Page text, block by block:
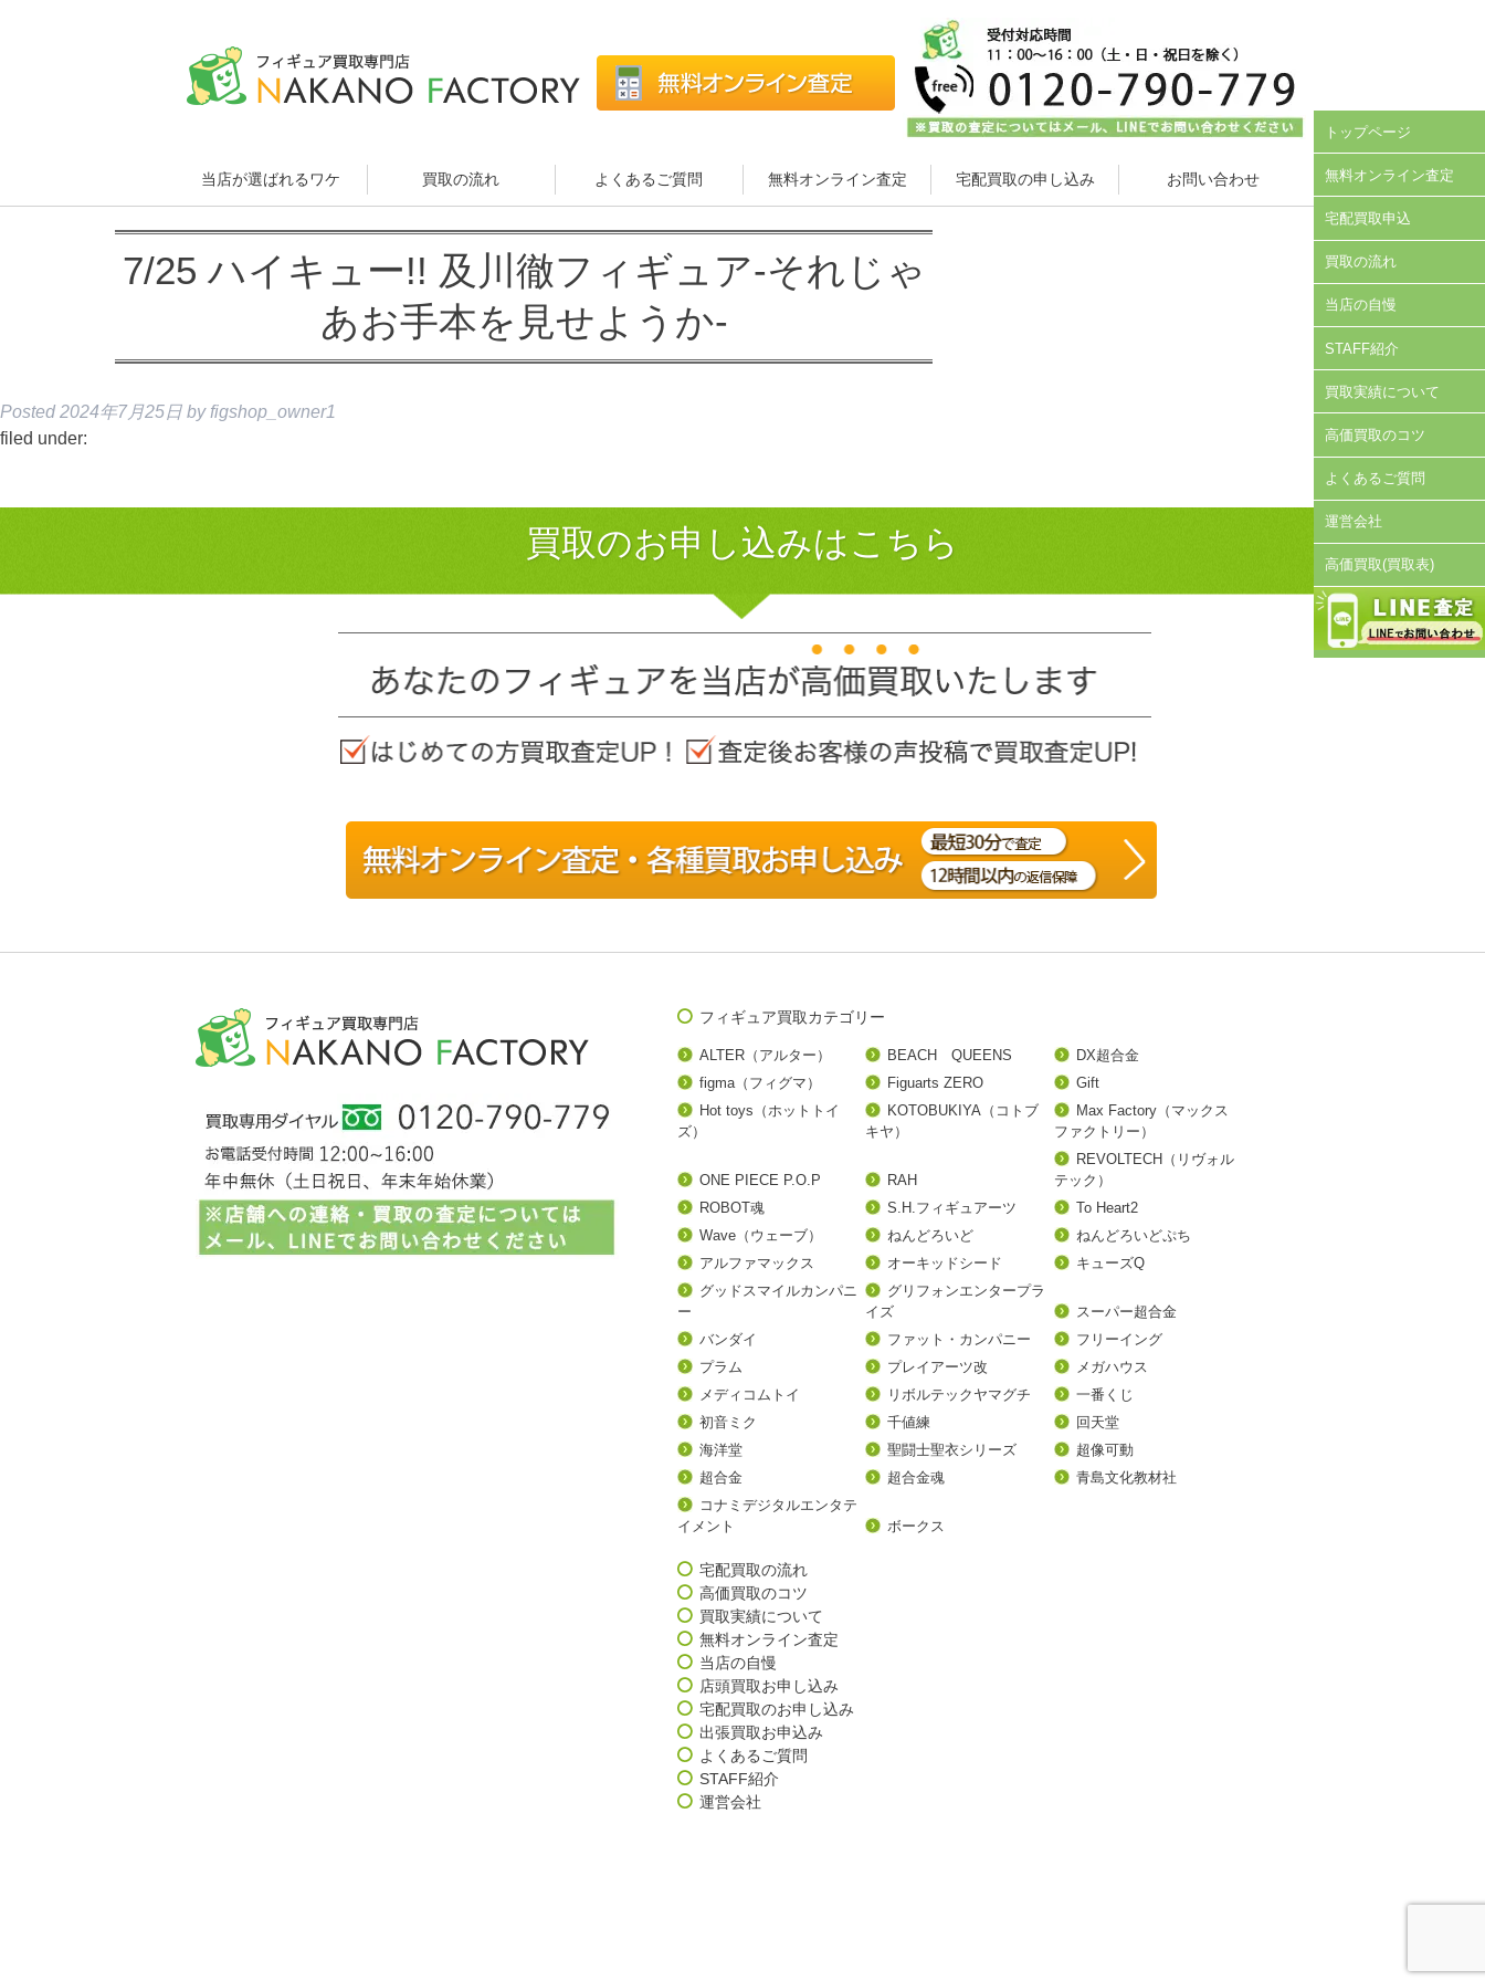
当店が選ばれるワケ 買取の流れ よくあるご質問 無料オンライン査定 宅配買取の申し込み お問い合わせ
7/25 ハイキュー!! 及川徹フィギュア-それじゃ
あお手本を見せようか-
Posted 2024年7月25日 by figshop_owner1
filed under:
トップページ
無料オンライン査定
宅配買取申込
買取の流れ
当店の自慢
STAFF紹介
買取実績について
高価買取のコツ
よくあるご質問
運営会社
高価買取(買取表)
買取のお申し込みはこちら
フィギュア買取カテゴリー
ALTER（アルター） BEACH QUEENS
DX超合金
figma（フィグマ）
Figuarts ZERO
Gift
Hot toys（ホットトイ
ズ）
KOTOBUKIYA（コトブ
キヤ）
Max Factory（マックス
ファクトリー）
ONE PIECE P.O.P RAH
REVOLTECH（リヴォル
テック）
ROBOT魂
S.H.フィギュアーツ
To Heart2
Wave（ウェーブ）
ねんどろいど
ねんどろいどぷち
アルファマックス
オーキッドシード
キューズQ
グッドスマイルカンパニ
ー
グリフォンエンタープラ
イズ
スーパー超合金
バンダイ
ファット・カンパニー
フリーイング
プラム
プレイアーツ改
メガハウス
メディコムトイ
リボルテックヤマグチ
一番くじ
初音ミク
千値練
回天堂
海洋堂
聖闘士聖衣シリーズ
超像可動
超合金
超合金魂
青島文化教材社
コナミデジタルエンタテ
イメント
ボークス
宅配買取の流れ
高価買取のコツ
買取実績について
無料オンライン査定
当店の自慢
店頭買取お申し込み
宅配買取のお申し込み
出張買取お申込み
よくあるご質問
STAFF紹介
運営会社